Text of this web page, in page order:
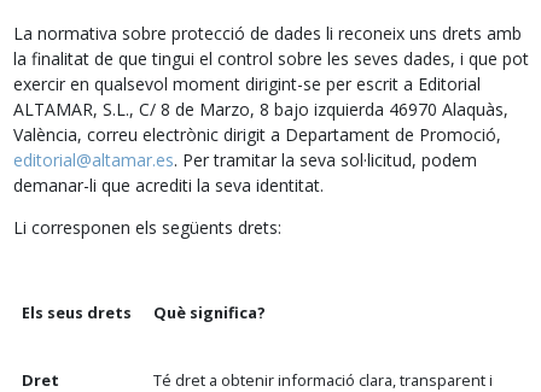
La normativa sobre protecció de dades li reconeix uns drets amb
la finalitat de que tingui el control sobre les seves dades, i que pot
exercir en qualsevol moment dirigint-se per escrit a Editorial
ALTAMAR, S.L., C/ 8 de Marzo, 8 bajo izquierda 46970 Alaquàs,
València, correu electrònic dirigit a Departament de Promoció,
editorial@altamar.es. Per tramitar la seva sol·licitud, podem
demanar-li que acrediti la seva identitat.
Li corresponen els següents drets:
Els seus drets Què significa?
Dret
Té dret a obtenir informació clara, transparent i